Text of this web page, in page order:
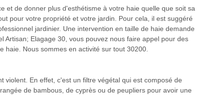
et de donner plus d'esthétisme à votre haie quelle que soit sa
pour votre propriété et votre jardin. Pour cela, il est suggéré
jardinier. Une intervention en taille de haie demande
Artisan; Elagage 30, vous pouvez nous faire appel pour des
haie. Nous sommes en activité sur tout 30200.
violent. En effet, c'est un filtre végétal qui est composé de
de bambous, de cyprès ou de peupliers pour avoir une